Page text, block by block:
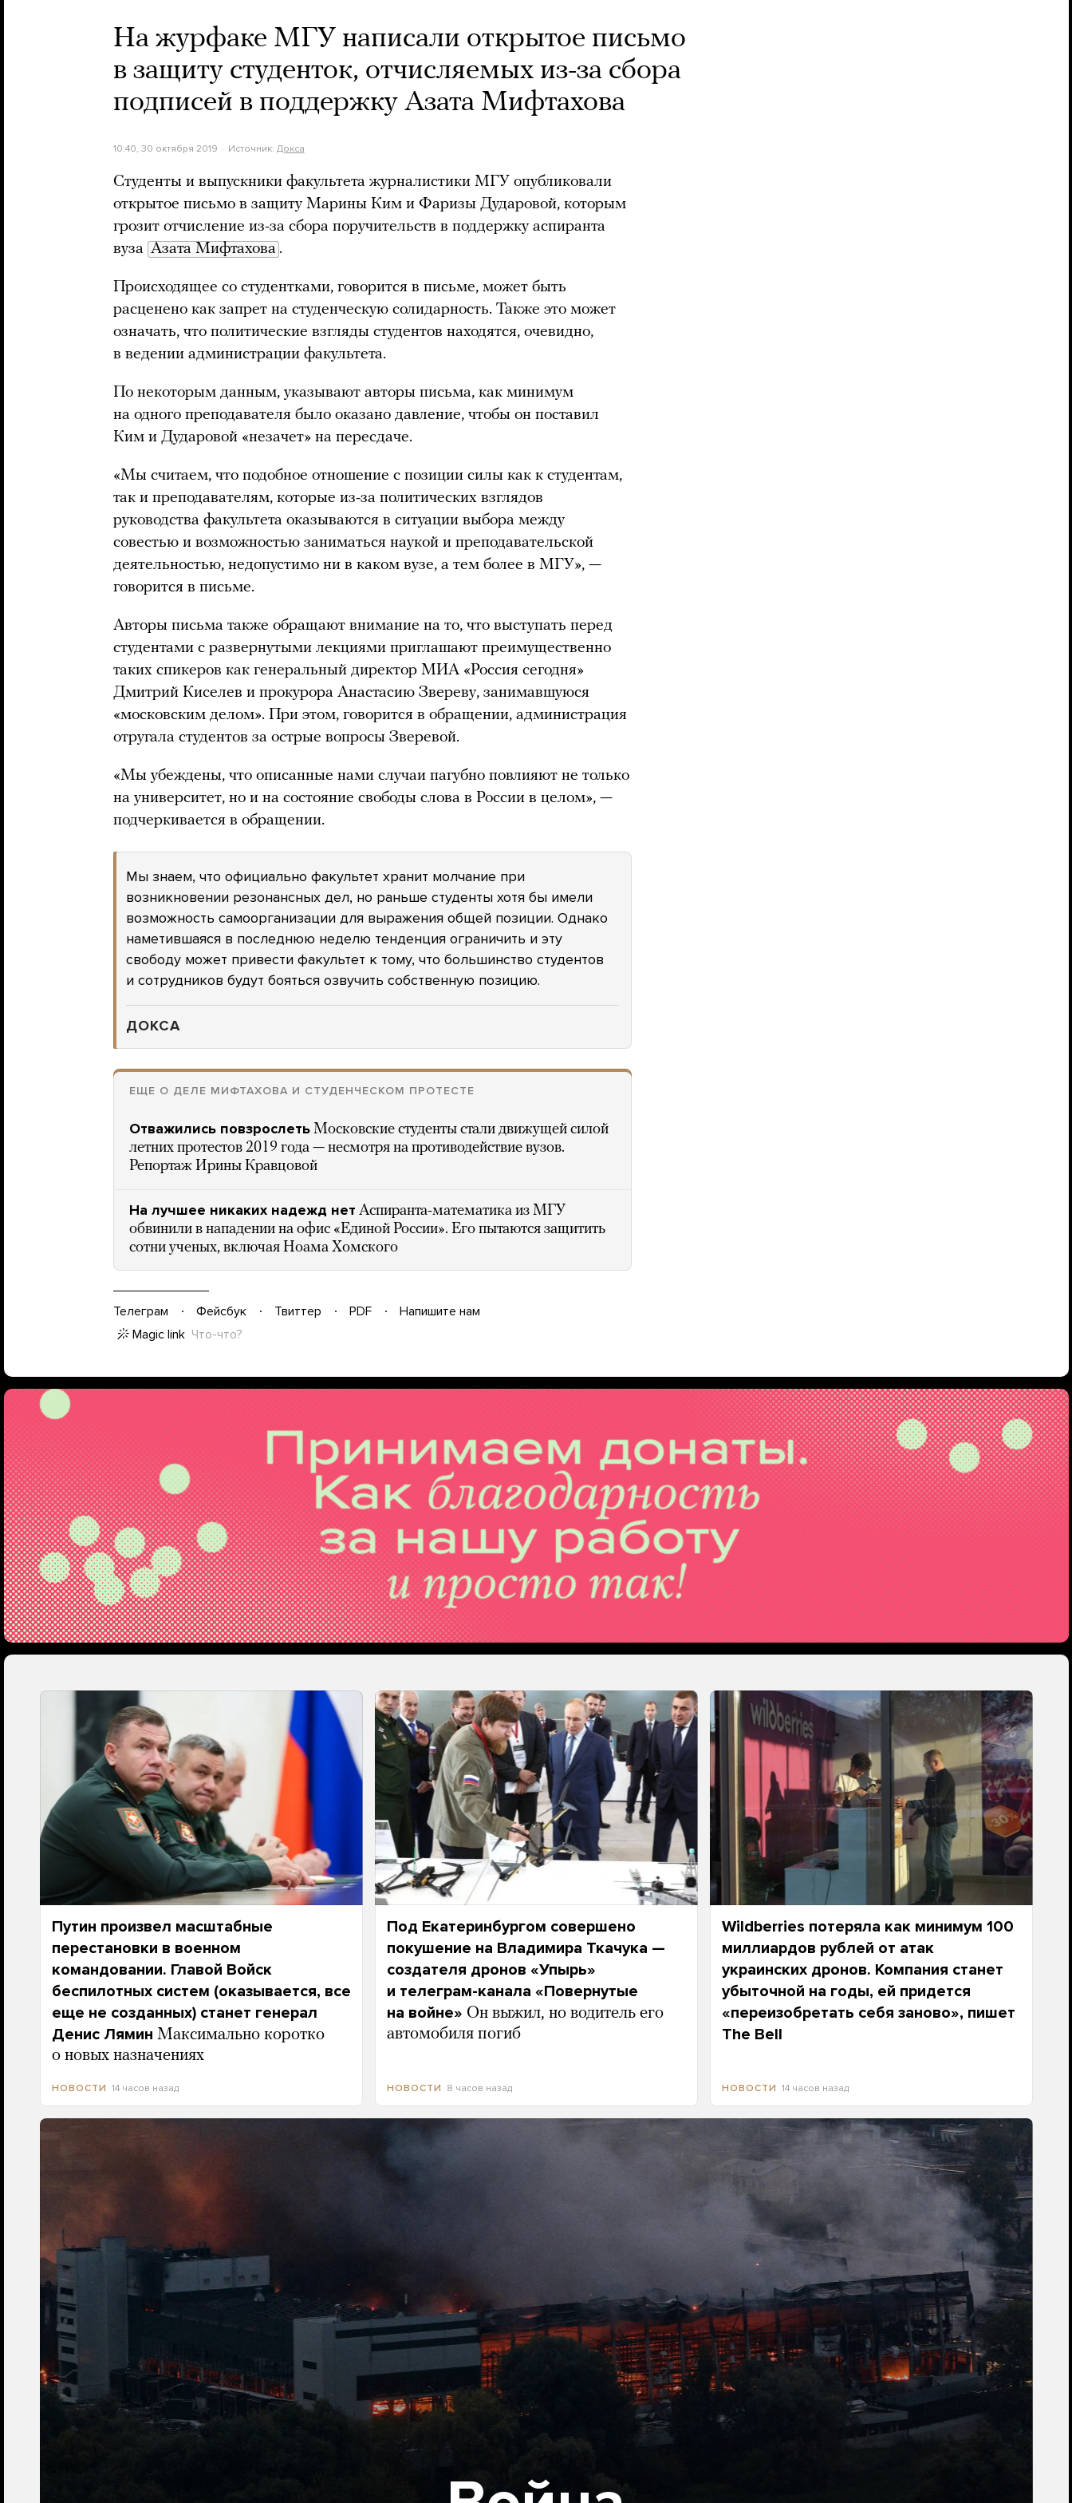
На журфаке МГУ написали открытое письмо
в защиту студенток, отчисляемых из-за сбора
подписей в поддержку Азата Мифтахова
10:40, 30 октября 2019 Источник: Докса
Студенты и выпускники факультета журналистики МГУ опубликовали
открытое письмо в защиту Марины Ким и Фаризы Дударовой, которым
грозит отчисление из-за сбора поручительств в поддержку аспиранта
вуза Азата Мифтахова .
Происходящее со студентками, говорится в письме, может быть
расценено как запрет на студенческую солидарность. Также это может
означать, что политические взгляды студентов находятся, очевидно,
в ведении администрации факультета.
По некоторым данным, указывают авторы письма, как минимум
на одного преподавателя было оказано давление, чтобы он поставил
Ким и Дударовой «незачет» на пересдаче.
«Мы считаем, что подобное отношение с позиции силы как к студентам,
так и преподавателям, которые из-за политических взглядов
руководства факультета оказываются в ситуации выбора между
совестью и возможностью заниматься наукой и преподавательской
деятельностью, недопустимо ни в каком вузе, а тем более в МГУ», —
говорится в письме.
Авторы письма также обращают внимание на то, что выступать перед
студентами с развернутыми лекциями приглашают преимущественно
таких спикеров как генеральный директор МИА «Россия сегодня»
Дмитрий Киселев и прокурора Анастасию Звереву, занимавшуюся
«московским делом». При этом, говорится в обращении, администрация
отругала студентов за острые вопросы Зверевой.
«Мы убеждены, что описанные нами случаи пагубно повлияют не только
на университет, но и на состояние свободы слова в России в целом», —
подчеркивается в обращении.
Мы знаем, что официально факультет хранит молчание при
возникновении резонансных дел, но раньше студенты хотя бы имели
возможность самоорганизации для выражения общей позиции. Однако
наметившаяся в последнюю неделю тенденция ограничить и эту
свободу может привести факультет к тому, что большинство студентов
и сотрудников будут бояться озвучить собственную позицию.
ДОКСА
ЕЩЕ О ДЕЛЕ МИФТАХОВА И СТУДЕНЧЕСКОМ ПРОТЕСТЕ
Отважились повзрослеть Московские студенты стали движущей силой
летних протестов 2019 года — несмотря на противодействие вузов.
Репортаж Ирины Кравцовой
На лучшее никаких надежд нет Аспиранта-математика из МГУ
обвинили в нападении на офис «Единой России». Его пытаются защитить
сотни ученых, включая Ноама Хомского
Телеграм Фейсбук Твиттер PDF
Напишите нам
Magic link Что-что?
Путин произвел масштабные
перестановки в военном
командовании. Главой Войск
беспилотных систем (оказывается, все
еще не созданных) станет генерал
Денис Лямин Максимально коротко
о новых назначениях
НОВОСТИ 14 часов назад
Под Екатеринбургом совершено
покушение на Владимира Ткачука —
создателя дронов «Упырь»
и телеграм-канала «Повернутые
на войне» Он выжил, но водитель его
автомобиля погиб
НОВОСТИ 8 часов назад
Wildberries потеряла как минимум 100
миллиардов рублей от атак
украинских дронов. Компания станет
убыточной на годы, ей придется
«переизобретать себя заново», пишет
The Bell
НОВОСТИ 14 часов назад